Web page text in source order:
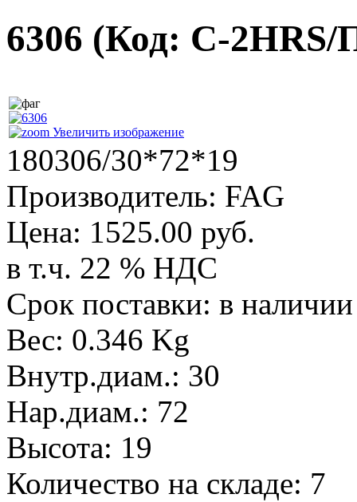
6306 (Код: C-
Увеличить изображение
180306/30*72*19
Производитель: FAG
Цена: 1525.00 руб.
в т.ч. 22 % НДС
Срок поставки: в наличии
Вес: 0.346 Kg
Внутр.диам.: 30
Нар.диам.: 72
Высота: 19
Количество на складе: 7